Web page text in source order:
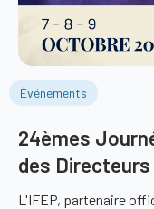
Événements
24èmes
des
L'IFEP, partenaire